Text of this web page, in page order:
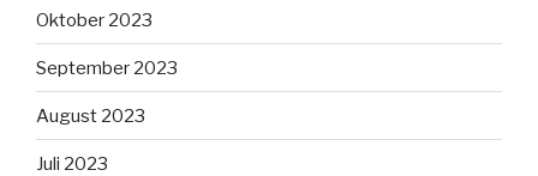
Oktober 2023
September 2023
August 2023
Juli 2023